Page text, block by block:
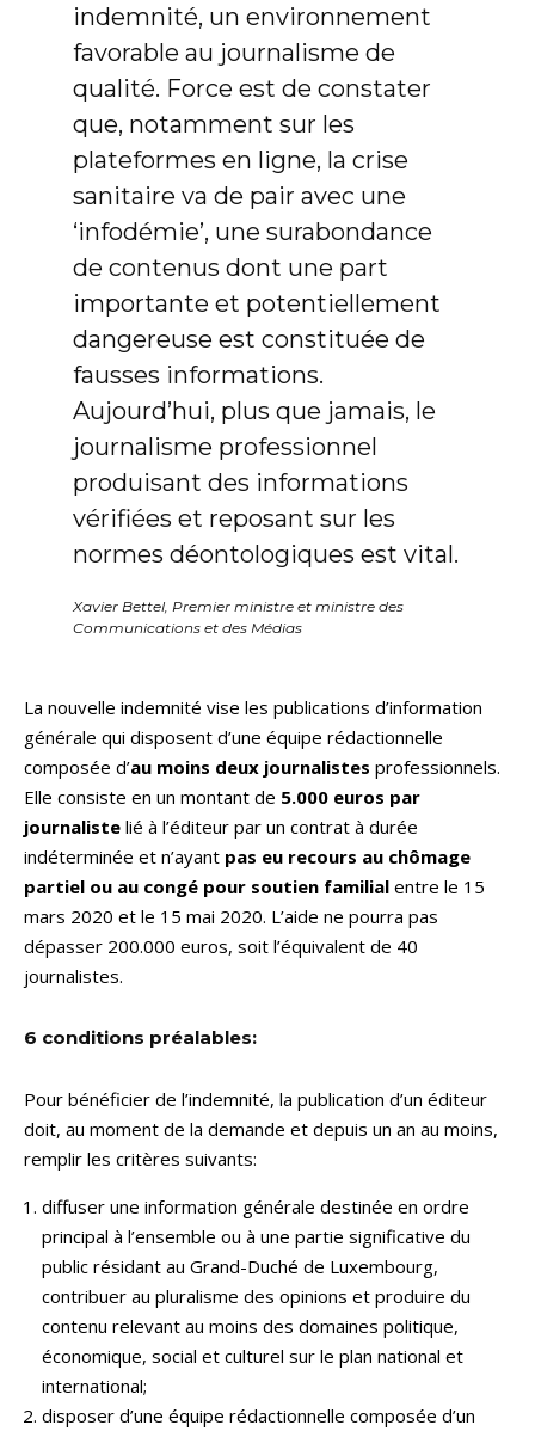
indemnité, un environnement
favorable au journalisme de
qualité. Force est de constater
que, notamment sur les
plateformes en ligne, la crise
sanitaire va de pair avec une
‘infodémie’, une surabondance
de contenus dont une part
importante et potentiellement
dangereuse est constituée de
fausses informations.
Aujourd’hui, plus que jamais, le
journalisme professionnel
produisant des informations
vérifiées et reposant sur les
normes déontologiques est vital.
Xavier Bettel, Premier ministre et ministre des
Communications et des Médias
La nouvelle indemnité vise les publications d’information
générale qui disposent d’une équipe rédactionnelle
composée d’au moins deux journalistes professionnels.
Elle consiste en un montant de 5.000 euros par
journaliste lié à l’éditeur par un contrat à durée
indéterminée et n’ayant pas eu recours au chômage
partiel ou au congé pour soutien familial entre le 15
mars 2020 et le 15 mai 2020. L’aide ne pourra pas
dépasser 200.000 euros, soit l’équivalent de 40
journalistes.
6 conditions préalables:
Pour bénéficier de l’indemnité, la publication d’un éditeur
doit, au moment de la demande et depuis un an au moins,
remplir les critères suivants:
diffuser une information générale destinée en ordre
principal à l’ensemble ou à une partie significative du
public résidant au Grand-Duché de Luxembourg,
contribuer au pluralisme des opinions et produire du
contenu relevant au moins des domaines politique,
économique, social et culturel sur le plan national et
international;
disposer d’une équipe rédactionnelle composée d’un